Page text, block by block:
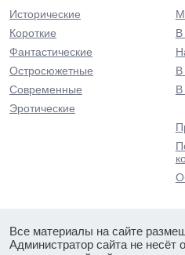
Исторические
Короткие
Фантастические
Остросюжетные
Современные
Эротические
В
В
В
Все материалы на сайте
Администратор сайта не несёт